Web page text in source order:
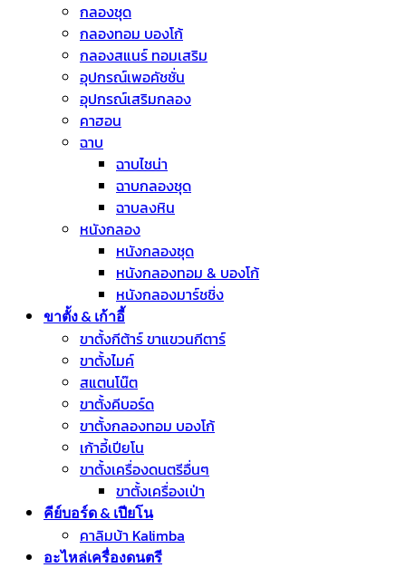
กลองชุด
กลองทอม บองโก้
กลองสแนร์ ทอมเสริม
อุปกรณ์เพอคัชชั่น
อุปกรณ์เสริมกลอง
คาฮอน
ฉาบ
ฉาบไชน่า
ฉาบกลองชุด
ฉาบลงหิน
หนังกลอง
หนังกลองชุด
หนังกลองทอม & บองโก้
หนังกลองมาร์ชชิ่ง
ขาตั้ง & เก้าอี้
ขาตั้งกีต้าร์ ขาแขวนกีตาร์
ขาตั้งไมค์
สแตนโน๊ต
ขาตั้งคีบอร์ด
ขาตั้งกลองทอม บองโก้
เก้าอี้เปียโน
ขาตั้งเครื่องดนตรีอื่นๆ
ขาตั้งเครื่องเป่า
คีย์บอร์ด & เปียโน
คาลิมบ้า Kalimba
อะไหล่เครื่องดนตรี